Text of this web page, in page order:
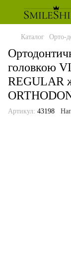
Каталог Орто-
головкою
REGULAR
Артикул: 43198